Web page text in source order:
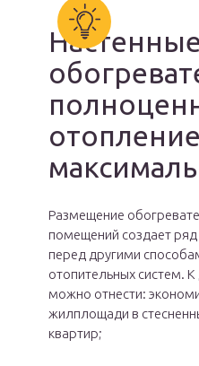
Настенные
Размещение
помещений создает
перед другими
отопительных систем.
можно отнести:
жилплощади в
квартир;